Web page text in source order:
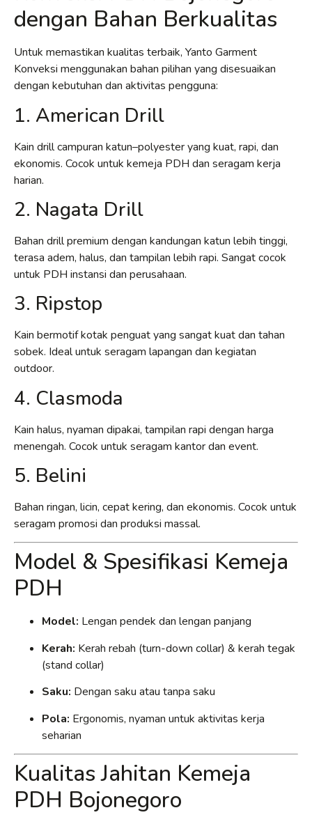
dengan Bahan Berkualitas
Untuk memastikan kualitas terbaik, Yanto Garment
Konveksi menggunakan bahan pilihan yang disesuaikan
dengan kebutuhan dan aktivitas pengguna:
1. American Drill
Kain drill campuran katun–polyester yang kuat, rapi, dan
ekonomis. Cocok untuk kemeja PDH dan seragam kerja
harian.
2. Nagata Drill
Bahan drill premium dengan kandungan katun lebih tinggi,
terasa adem, halus, dan tampilan lebih rapi. Sangat cocok
untuk PDH instansi dan perusahaan.
3. Ripstop
Kain bermotif kotak penguat yang sangat kuat dan tahan
sobek. Ideal untuk seragam lapangan dan kegiatan
outdoor.
4. Clasmoda
Kain halus, nyaman dipakai, tampilan rapi dengan harga
menengah. Cocok untuk seragam kantor dan event.
5. Belini
Bahan ringan, licin, cepat kering, dan ekonomis. Cocok untuk
seragam promosi dan produksi massal.
Model & Spesifikasi Kemeja
PDH
Model: Lengan pendek dan lengan panjang
Kerah: Kerah rebah (turn-down collar) & kerah tegak
(stand collar)
Saku: Dengan saku atau tanpa saku
Pola: Ergonomis, nyaman untuk aktivitas kerja
seharian
Kualitas Jahitan Kemeja
PDH Bojonegoro